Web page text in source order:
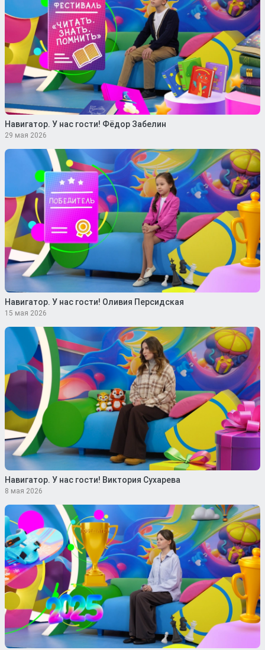
Навигатор. У нас гости! Фёдор Забелин
29 мая 2026
Навигатор. У нас гости! Оливия Персидская
15 мая 2026
Навигатор. У нас гости! Виктория Сухарева
8 мая 2026